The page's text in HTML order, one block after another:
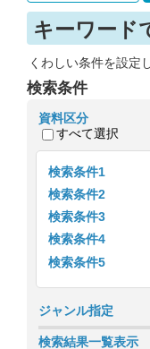
キーワード
くわしい条件を設定
検索条件
資料区分
すべて選択
検索条件1
検索条件2
検索条件3
検索条件4
検索条件5
ジャンル指定
検索結果一覧表示